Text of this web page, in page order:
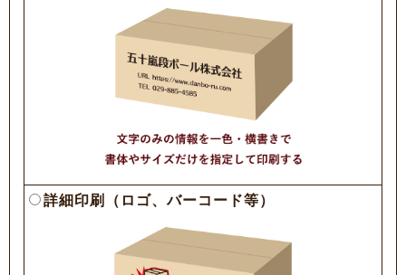
詳細印刷（ロゴ、バーコード等）